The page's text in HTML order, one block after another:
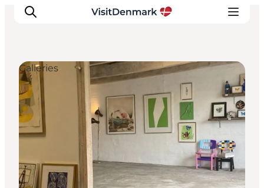
Inspiratie
Bestemmingen
Wat te doen
Accommodaties
Plan je reis
Galleries